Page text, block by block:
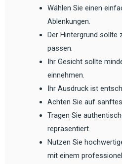
Wählen Sie einen
Ablenkungen.
Der Hintergrund sollte
passen.
Ihr Gesicht sollte
einnehmen.
Ihr Ausdruck ist
Achten Sie auf
Tragen Sie
repräsentiert.
Nutzen Sie
mit einem